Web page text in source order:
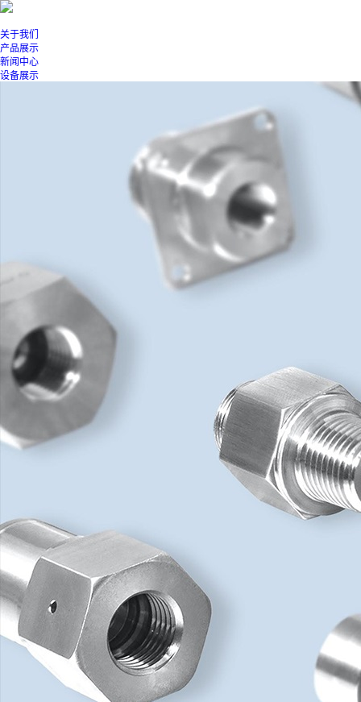
关于我们
产品展示
新闻中心
设备展示